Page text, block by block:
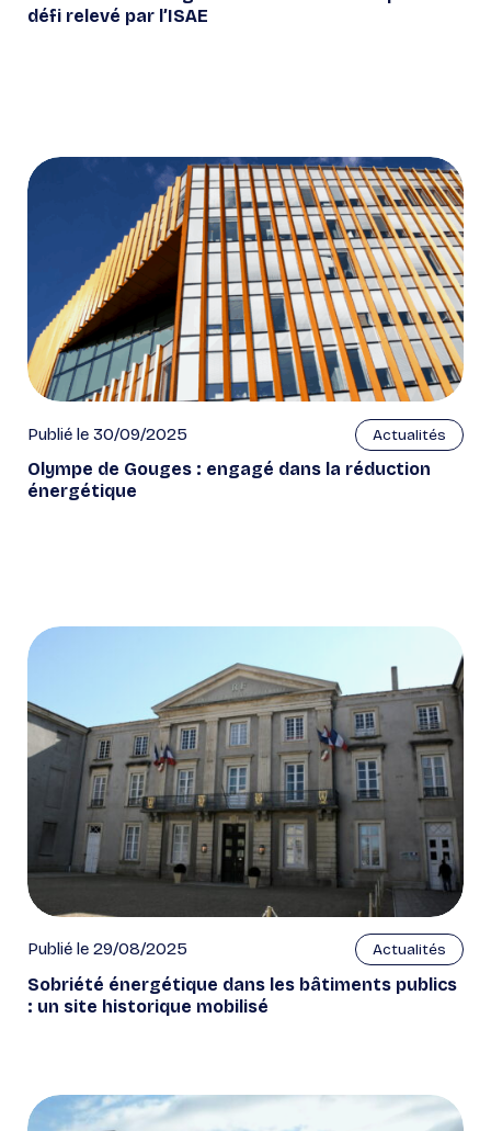
défi relevé par l’ISAE
Publié le 30/09/2025 Actualités
Olympe de Gouges : engagé dans la réduction
énergétique
Publié le 29/08/2025 Actualités
Sobriété énergétique dans les bâtiments publics
: un site historique mobilisé